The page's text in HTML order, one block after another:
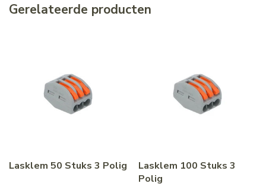
Gerelateerde producten
Lasklem 50 Stuks 3 Polig
Lasklem 100 Stuks 3
Polig